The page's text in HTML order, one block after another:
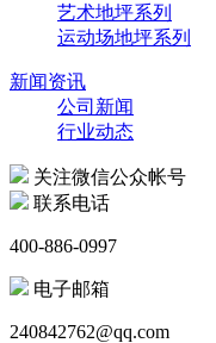
艺术地坪系列
运动场地坪系列
新闻资讯
公司新闻
行业动态
关注微信公众帐号
联系电话
400-886-0997
电子邮箱
240842762@qq.com